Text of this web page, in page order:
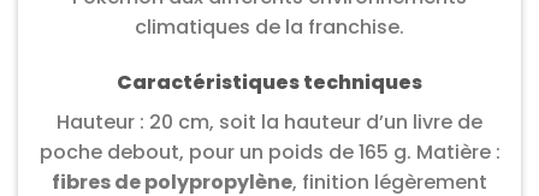
climatiques de la franchise.
Caractéristiques techniques
Hauteur : 20 cm, soit la hauteur d’un livre de
poche debout, pour un poids de 165 g. Matière :
fibres de polypropylène, finition légèrement